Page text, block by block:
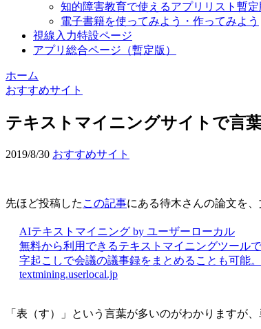
知的障害教育で使えるアプリリスト暫定
電子書籍を使ってみよう・作ってみよう
視線入力特設ページ
アプリ総合ページ（暫定版）
ホーム
おすすめサイト
テキストマイニングサイトで言
2019/8/30 おすすめサイト
先ほど投稿した この記事にある待木さんの論文を
AIテキストマイニング by ユーザーローカル
無料から利用できるテキストマイニングツール
字起こしで会議の議事録をまとめることも可能
textmining.userlocal.jp
「表（す）」という言葉が多いのがわかりますが